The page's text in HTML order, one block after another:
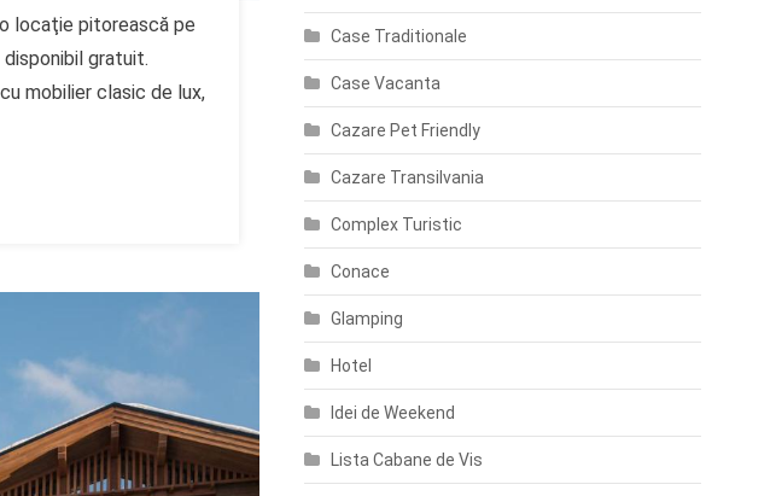
locaţie pitorească pe
gratuit.
mobilier clasic de lux,
Case Traditionale
Case Vacanta
Cazare Pet Friendly
Cazare Transilvania
Complex Turistic
Conace
Glamping
Hotel
Idei de Weekend
Lista Cabane de Vis